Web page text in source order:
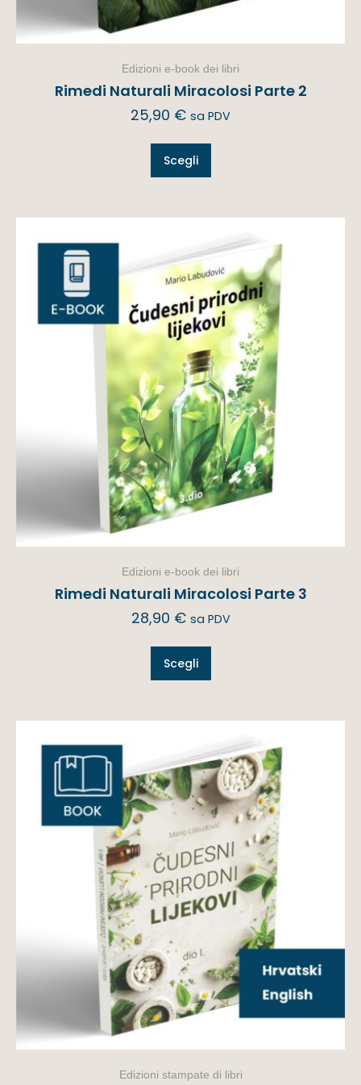
Edizioni e-book dei libri
Rimedi Naturali Miracolosi Parte 2
25,90 € sa PDV
Scegli
Edizioni e-book dei libri
Rimedi Naturali Miracolosi Parte 3
28,90 € sa PDV
Scegli
Edizioni stampate di libri